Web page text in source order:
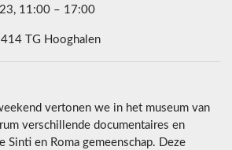
11:00 – 17:00
TG Hooghalen
vertonen we in het museum van
verschillende documentaires en
en Roma gemeenschap. Deze